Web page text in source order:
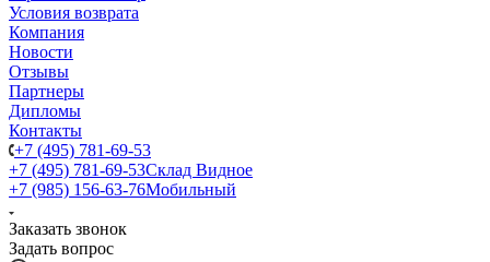
Условия возврата
Компания
Новости
Отзывы
Партнеры
Дипломы
Контакты
+7 (495) 781-69-53
+7 (495) 781-69-53Склад Видное
+7 (985) 156-63-76Мобильный
Заказать звонок
Задать вопрос